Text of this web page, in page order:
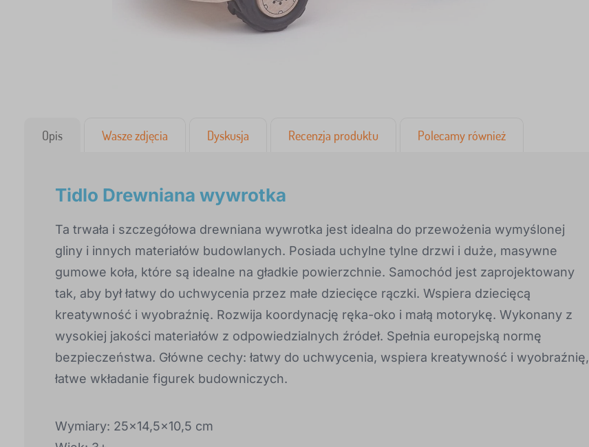
Opis Wasze zdjęcia Dyskusja Recenzja produktu Polecamy również
Tidlo Drewniana wywrotka
Ta trwała i szczegółowa drewniana wywrotka jest idealna do przewożenia wymyślonej
gliny i innych materiałów budowlanych. Posiada uchylne tylne drzwi i duże, masywne
gumowe koła, które są idealne na gładkie powierzchnie. Samochód jest zaprojektowany
tak, aby był łatwy do uchwycenia przez małe dziecięce rączki. Wspiera dziecięcą
kreatywność i wyobraźnię. Rozwija koordynację ręka-oko i małą motorykę. Wykonany z
wysokiej jakości materiałów z odpowiedzialnych źródeł. Spełnia europejską normę
bezpieczeństwa. Główne cechy: łatwy do uchwycenia, wspiera kreatywność i wyobraźnię,
łatwe wkładanie figurek budowniczych.
Wymiary: 25x14,5x10,5 cm